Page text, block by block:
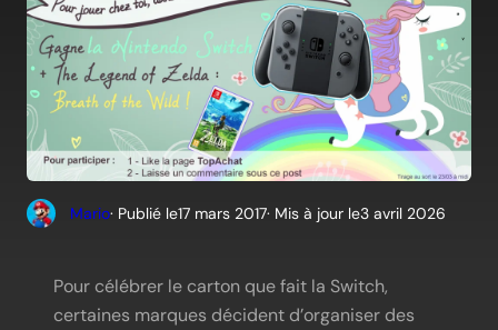
Mario· Publié le17 mars 2017· Mis à jour le3 avril 2026
Pour célébrer le carton que fait la Switch,
certaines marques décident d’organiser des